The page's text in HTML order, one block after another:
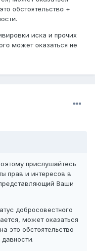
обстоятельство +
иска и прочих
может оказаться не
прислушайтесь
прав и интересов в
Ваши
добросовестного
может оказаться
это обстоятельство